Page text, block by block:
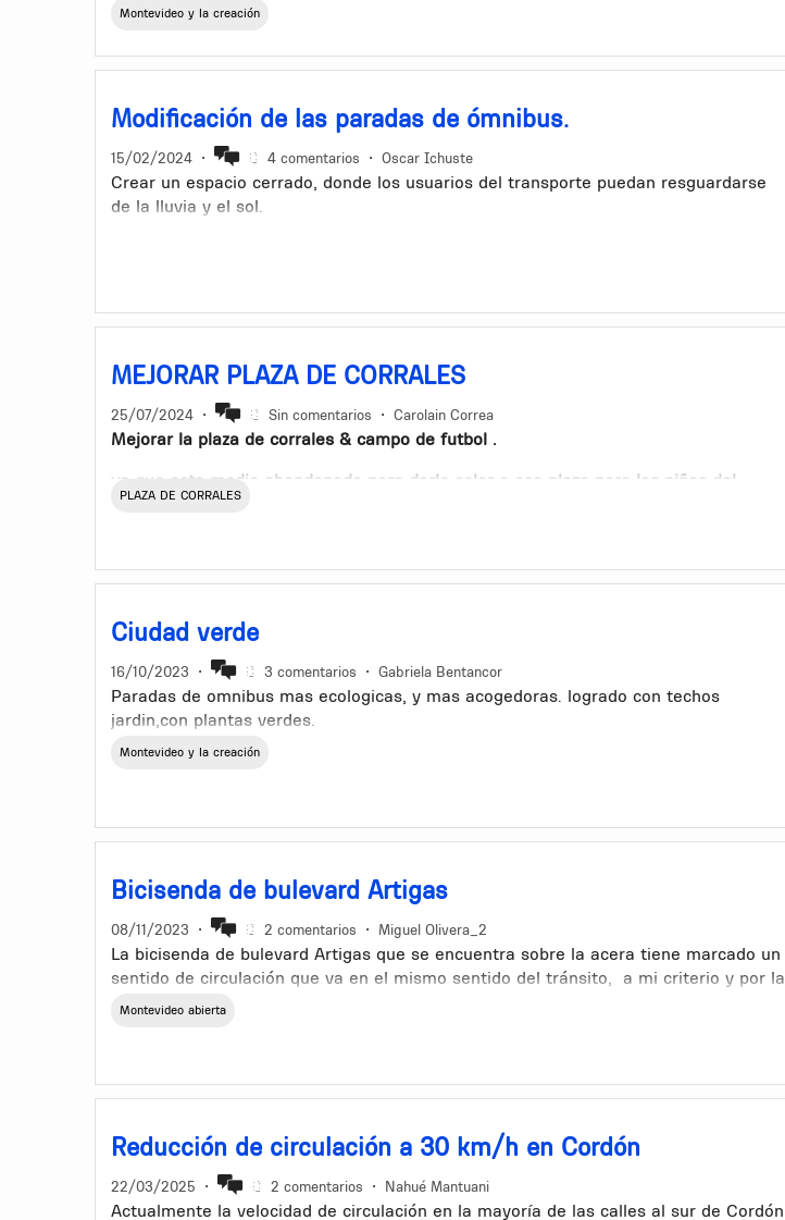
personas.
crecimiento la sombra y las raices. Aunque el cambio sea poco a poco, estaria
Montevideo y la creación
Modificación de las paradas de ómnibus.
15/02/2024 • 4 comentarios • Oscar Ichuste
Crear un espacio cerrado, donde los usuarios del transporte puedan resguardarse
de la lluvia y el sol.
MEJORAR PLAZA DE CORRALES
25/07/2024 • Sin comentarios • Carolain Correa
Mejorar la plaza de corrales & campo de futbol .
ya que esta medio abandonado para darle color a esa plaza para los niños del
barrio.
Direccion: Camino Corrales Esquina Rio Guayas .
PLAZA DE CORRALES
Ciudad verde
16/10/2023 • 3 comentarios • Gabriela Bentancor
Paradas de omnibus mas ecologicas, y mas acogedoras. logrado con techos
jardin,con plantas verdes.
Montevideo y la creación
Bicisenda de bulevard Artigas
08/11/2023 • 2 comentarios • Miguel Olivera_2
La bicisenda de bulevard Artigas que se encuentra sobre la acera tiene marcado un
sentido de circulación que va en el mismo sentido del tránsito, a mi criterio y por la
experiencia de circular por esta avenida en mi auto, creo que sería más seguro para
Montevideo abierta
Reducción de circulación a 30 km/h en Cordón
22/03/2025 • 2 comentarios • Nahué Mantuani
Actualmente la velocidad de circulación en la mayoría de las calles al sur de Cordón